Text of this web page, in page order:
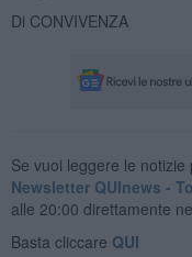
Di CONVIVENZA
Se vuoi leggere le
Newsletter QUInews -
alle 20:00 direttamente
Basta cliccare QUI